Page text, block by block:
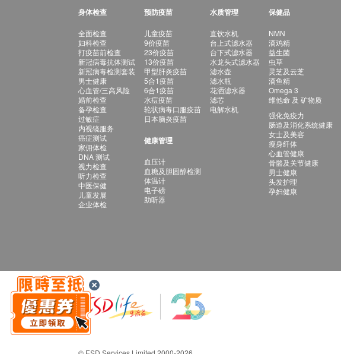
身体检查
全面检查
妇科检查
打疫苗前检查
新冠病毒抗体测试
新冠病毒检测套装
男士健康
心血管/三高风险
婚前检查
备孕检查
过敏症
内视镜服务
癌症测试
家佣体检
DNA 测试
视力检查
听力检查
中医保健
儿童发展
企业体检
预防疫苗
儿童疫苗
9价疫苗
23价疫苗
13价疫苗
甲型肝炎疫苗
5合1疫苗
6合1疫苗
水痘疫苗
轮状病毒口服疫苗
日本脑炎疫苗
健康管理
血压计
血糖及胆固醇检测
体温计
电子磅
助听器
水质管理
直饮水机
台上式滤水器
台下式滤水器
水龙头式滤水器
滤水壶
滤水瓶
花洒滤水器
滤芯
电解水机
保健品
NMN
滴鸡精
益生菌
虫草
灵芝及云芝
滴鱼精
Omega 3
维他命 及 矿物质
强化免疫力
肠道及消化系统健康
女士及美容
瘦身纤体
心血管健康
骨骼及关节健康
男士健康
头发护理
孕妇健康